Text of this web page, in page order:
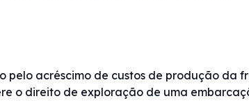
pelo acréscimo de custos de produção da
o direito de exploração de uma